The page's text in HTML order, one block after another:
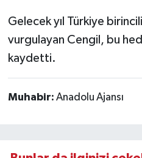
Gelecek yıl Türkiye
vurgulayan Cengil, bu
kaydetti.
Muhabir: Anadolu Ajansı